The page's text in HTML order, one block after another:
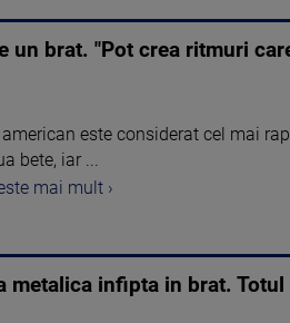
un brat. "Pot crea ritmuri
american este considerat cel mai
bete, iar ...
mai mult ›
metalica infipta in brat.